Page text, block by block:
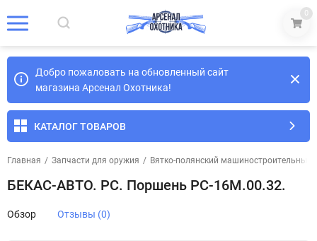
0
Добро пожаловать на обновленный сайт
магазина Арсенал Охотника!
КАТАЛОГ ТОВАРОВ
Главная / Запчасти для оружия / Вятко-полянский машиностроительный
БЕКАС-АВТО. РС. Поршень РС-16М.00.32.
Обзор Отзывы (0)